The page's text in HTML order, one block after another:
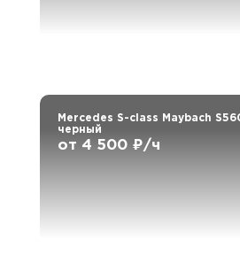
Mercedes S-class Maybach
черный
от 4 500 ₽/ч